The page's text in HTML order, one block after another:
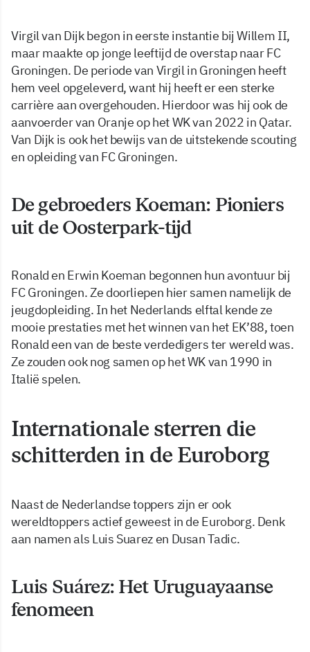
Virgil van Dijk begon in eerste instantie bij Willem II,
maar maakte op jonge leeftijd de overstap naar FC
Groningen. De periode van Virgil in Groningen heeft
hem veel opgeleverd, want hij heeft er een sterke
carrière aan overgehouden. Hierdoor was hij ook de
aanvoerder van Oranje op het WK van 2022 in Qatar.
Van Dijk is ook het bewijs van de uitstekende scouting
en opleiding van FC Groningen.
De gebroeders Koeman: Pioniers
uit de Oosterpark-tijd
Ronald en Erwin Koeman begonnen hun avontuur bij
FC Groningen. Ze doorliepen hier samen namelijk de
jeugdopleiding. In het Nederlands elftal kende ze
mooie prestaties met het winnen van het EK’88, toen
Ronald een van de beste verdedigers ter wereld was.
Ze zouden ook nog samen op het WK van 1990 in
Italië spelen.
Internationale sterren die
schitterden in de Euroborg
Naast de Nederlandse toppers zijn er ook
wereldtoppers actief geweest in de Euroborg. Denk
aan namen als Luis Suarez en Dusan Tadic.
Luis Suárez: Het Uruguayaanse
fenomeen